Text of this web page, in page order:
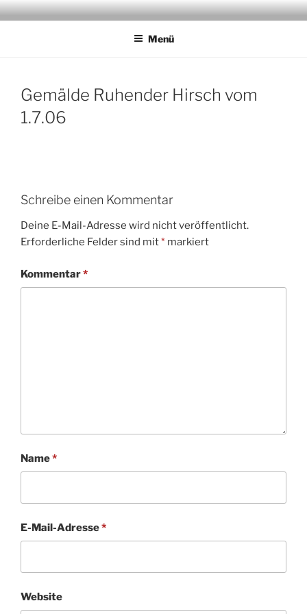
Zum
InhaltJAGDMALER THOMAS BOLD
Menü
Gemälde Ruhender Hirsch vom
1.7.06
Schreibe einen Kommentar
Deine E-Mail-Adresse wird nicht veröffentlicht.
Erforderliche Felder sind mit* markiert
Kommentar*
Name*
E-Mail-Adresse*
Website